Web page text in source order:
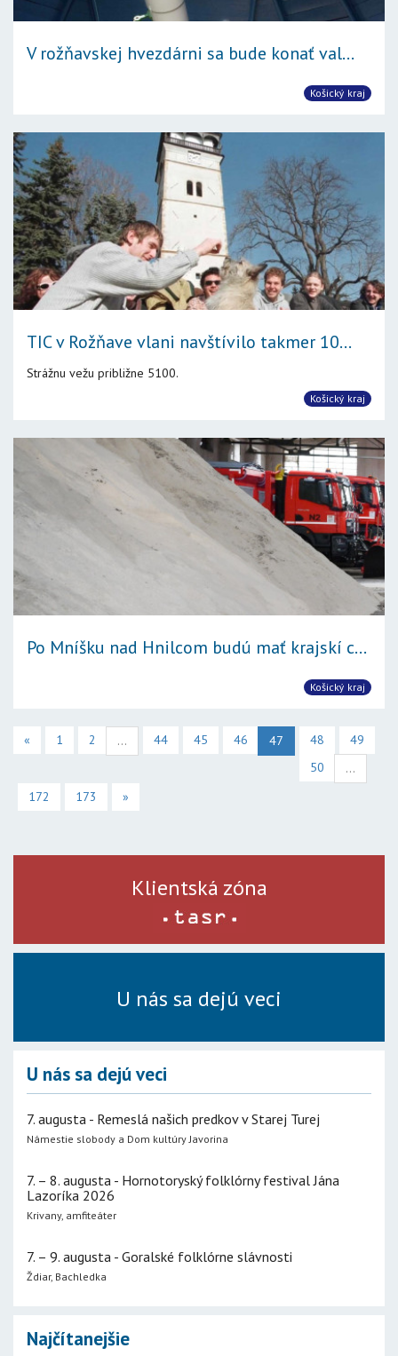
V rožňavskej hvezdárni sa bude konať val...
Košický kraj
TIC v Rožňave vlani navštívilo takmer 10...
Strážnu vežu približne 5100.
Košický kraj
Po Mníšku nad Hnilcom budú mať krajskí c...
Košický kraj
« 1 2 ... 44 45 46 47 48
49
50
...
172
173 »
Klientská zóna
U nás sa dejú veci
U nás sa dejú veci
7. augusta - Remeslá našich predkov v Starej Turej
Námestie slobody a Dom kultúry Javorina
7. – 8. augusta - Hornotoryský folklórny festival Jána
Lazoríka 2026
Krivany, amfiteáter
7. – 9. augusta - Goralské folklórne slávnosti
Ždiar, Bachledka
Najčítanejšie